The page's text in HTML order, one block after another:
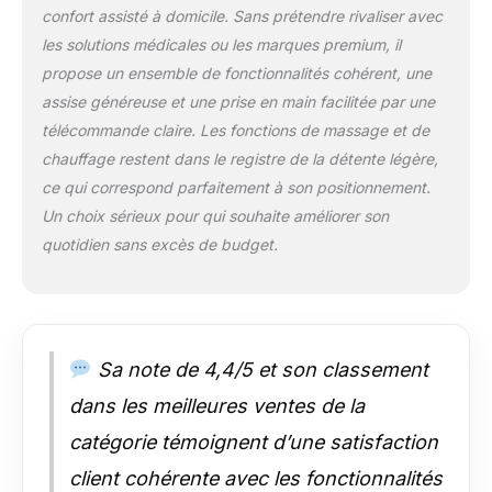
ressorts ensachés
pour un soutien
optimal, ce fauteuil
releveur offre des
coussins de dossier
garnis et d'assise
large, revêtus de
tissu effet velours
pour un confort
se détendre ou
main grâce aux deux
ce fauteuil de
relaxation massant,
votre quotidien par
confort assisté à domicile. Sans prétendre rivaliser avec
les solutions médicales ou les marques premium, il
propose un ensemble de fonctionnalités cohérent, une
assise généreuse et une prise en main facilitée par une
télécommande claire. Les fonctions de massage et de
chauffage restent dans le registre de la détente légère,
ce qui correspond parfaitement à son positionnement.
Un choix sérieux pour qui souhaite améliorer son
quotidien sans excès de budget.
Sa note de 4,4/5 et son classement
dans les meilleures ventes de la
catégorie témoignent d’une satisfaction
client cohérente avec les fonctionnalités